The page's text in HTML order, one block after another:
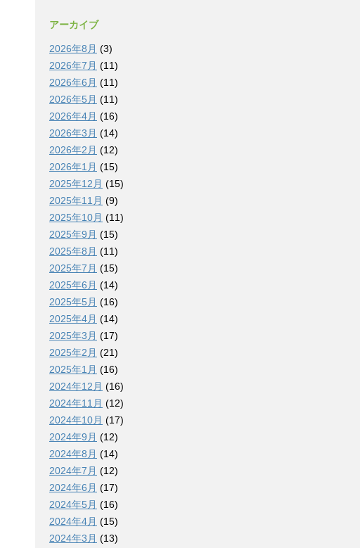
アーカイブ
2026年8月 (3)
2026年7月 (11)
2026年6月 (11)
2026年5月 (11)
2026年4月 (16)
2026年3月 (14)
2026年2月 (12)
2026年1月 (15)
2025年12月 (15)
2025年11月 (9)
2025年10月 (11)
2025年9月 (15)
2025年8月 (11)
2025年7月 (15)
2025年6月 (14)
2025年5月 (16)
2025年4月 (14)
2025年3月 (17)
2025年2月 (21)
2025年1月 (16)
2024年12月 (16)
2024年11月 (12)
2024年10月 (17)
2024年9月 (12)
2024年8月 (14)
2024年7月 (12)
2024年6月 (17)
2024年5月 (16)
2024年4月 (15)
2024年3月 (13)